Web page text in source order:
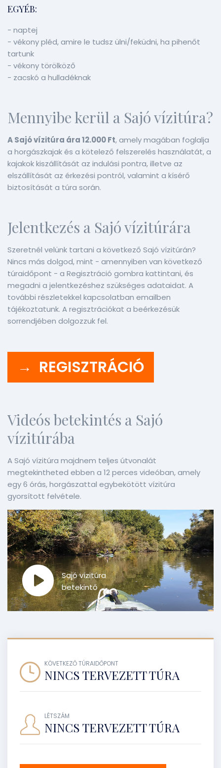
EGYÉB:
- naptej
- vékony pléd, amire le tudsz ülni/feküdni, ha pihenőt
tartunk
- vékony törölköző
- zacskó a hulladéknak
Mennyibe kerül a Sajó vízitúra?
A Sajó vízitúra ára 12.000 Ft, amely magában foglalja
a horgászkajak és a kötelező felszerelés használatát, a
kajakok kiszállítását az indulási pontra, illetve az
elszállítását az érkezési pontról, valamint a kísérő
biztosítását a túra során.
Jelentkezés a Sajó vízitúrára
Szeretnél velünk tartani a következő Sajó vízitúrán?
Nincs más dolgod, mint - amennyiben van következő
túraidőpont - a Regisztráció gombra kattintani, és
megadni a jelentkezéshez szükséges adataidat. A
további részletekkel kapcsolatban emailben
tájékoztatunk. A regisztrációkat a beérkezésük
sorrendjében dolgozzuk fel.
→ REGISZTRÁCIÓ
Videós betekintés a Sajó
vízitúrába
A Sajó vízitúra majdnem teljes útvonalát
megtekintheted ebben a 12 perces videóban, amely
egy 6 órás, horgászattal egybekötött vízitúra
gyorsított felvétele.
Sajó vízitúra
betekintő
KÖVETKEZŐ TÚRAIDŐPONT
NINCS TERVEZETT TÚRA
LÉTSZÁM
NINCS TERVEZETT TÚRA